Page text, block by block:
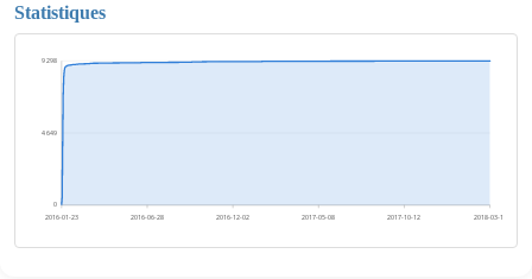
Statistiques
0
4 649
9 298
2016-01-23 2016-06-28 2016-12-02 2017-05-08 2017-10-12 2018-03-18